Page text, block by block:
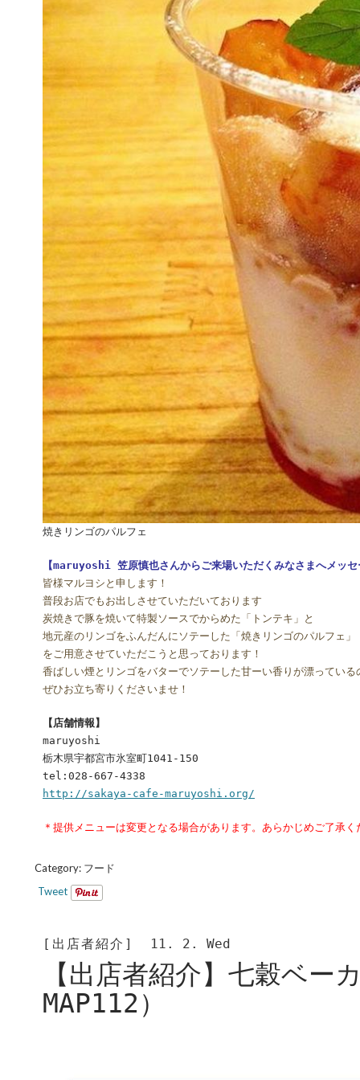
焼きリンゴのパルフェ
【maruyoshi 笠原慎也さんからご来場いただくみなさまへメッセ
皆様マルヨシと申します！
普段お店でもお出しさせていただいております
炭焼きで豚を焼いて特製ソースでからめた「トンテキ」と
地元産のリンゴをふんだんにソテーした「焼きリンゴのパルフェ」
をご用意させていただこうと思っております！
香ばしい煙とリンゴをバターでソテーした甘ーい香りが漂っている
ぜひお立ち寄りくださいませ！
【店舗情報】
maruyoshi
栃木県宇都宮市氷室町1041‐150
tel:028‐667‐4338
http://sakaya-cafe-maruyoshi.org/
＊提供メニューは変更となる場合があります。あらかじめご了承く
Category: フード
Tweet
[出店者紹介] 11. 2. Wed
【出店者紹介】七穀ベー
MAP112）